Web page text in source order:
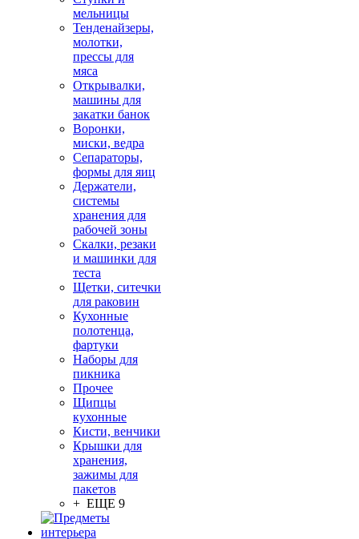
мельницы
Тенденайзеры,
молотки,
прессы для
мяса
Открывалки,
машины для
закатки банок
Воронки,
миски, ведра
Сепараторы,
формы для яиц
Держатели,
системы
хранения для
рабочей зоны
Скалки, резаки
и машинки для
теста
Щетки, ситечки
для раковин
Кухонные
полотенца,
фартуки
Наборы для
пикника
Прочее
Щипцы
кухонные
Кисти, венчики
Крышки для
хранения,
зажимы для
пакетов
+ ЕЩЕ 9